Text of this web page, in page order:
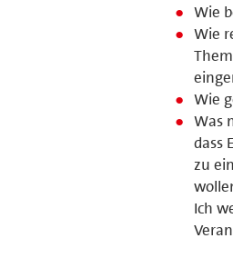
Wie
Wie
Wie
Was
dass
zu
Ich